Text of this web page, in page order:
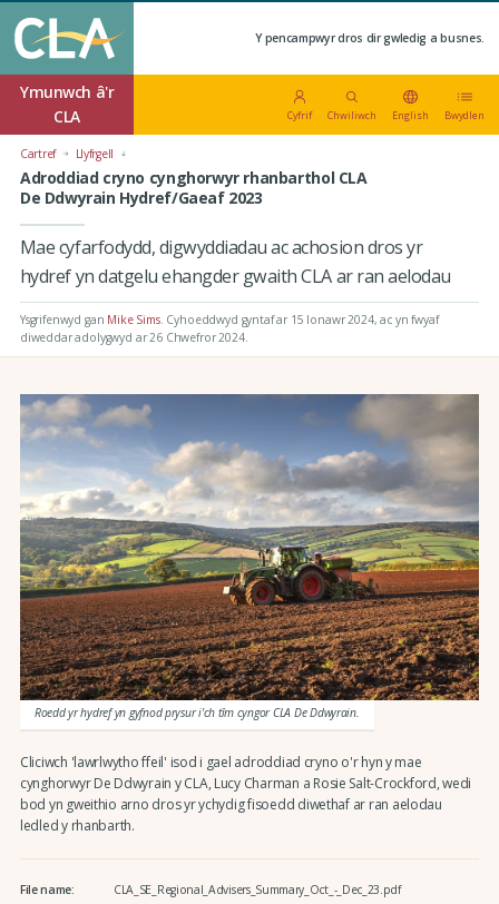
Y pencampwyr dros dir gwledig a busnes.
Ymunwch â'r
CLA
Cyfrif Chwiliwch English Bwydlen
Cartref Llyfrgell
Adroddiad cryno cynghorwyr rhanbarthol CLA
De Ddwyrain Hydref/Gaeaf 2023
Mae cyfarfodydd, digwyddiadau ac achosion dros yr
hydref yn datgelu ehangder gwaith CLA ar ran aelodau
Ysgrifenwyd gan Mike Sims. Cyhoeddwyd gyntaf ar 15 Ionawr 2024, ac yn fwyaf
diweddar adolygwyd ar 26 Chwefror 2024.
Roedd yr hydref yn gyfnod prysur i'ch tîm cyngor CLA De Ddwyrain.
Cliciwch 'lawrlwytho ffeil' isod i gael adroddiad cryno o'r hyn y mae
cynghorwyr De Ddwyrain y CLA, Lucy Charman a Rosie Salt-Crockford, wedi
bod yn gweithio arno dros yr ychydig fisoedd diwethaf ar ran aelodau
ledled y rhanbarth.
File name:
CLA_SE_Regional_Advisers_Summary_Oct_-_Dec_23.pdf